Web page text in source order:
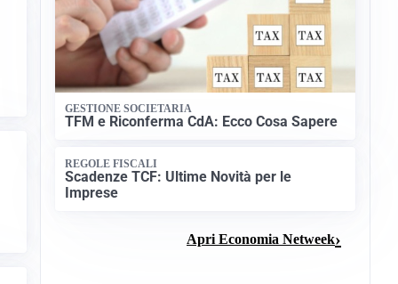
GESTIONE SOCIETARIA
TFM e Riconferma CdA: Ecco Cosa Sapere
REGOLE FISCALI
Scadenze TCF: Ultime Novità per le
Imprese
Apri Economia Netweek